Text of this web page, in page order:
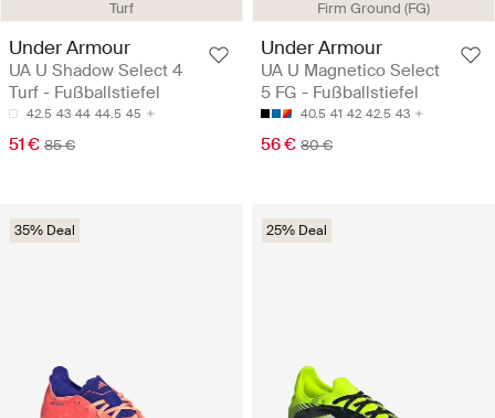
Turf
Under Armour
UA U Shadow Select 4
Turf - Fußballstiefel
42.5 43 44 44.5 45
51 € 85 €
Firm Ground (FG)
Under Armour
UA U Magnetico Select
5 FG - Fußballstiefel
40.5 41 42 42.5 43
56 € 80 €
35% Deal 25% Deal